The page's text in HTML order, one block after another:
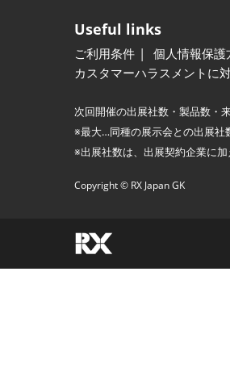
Useful links
ご利用条件 個人情報保護
カスタマーハラスメントに
次回開催の出展社数・製品数・
※最大…同種の展示会との出展社
※出展社数は、出展契約企業に
Copyright © RX Japan GK